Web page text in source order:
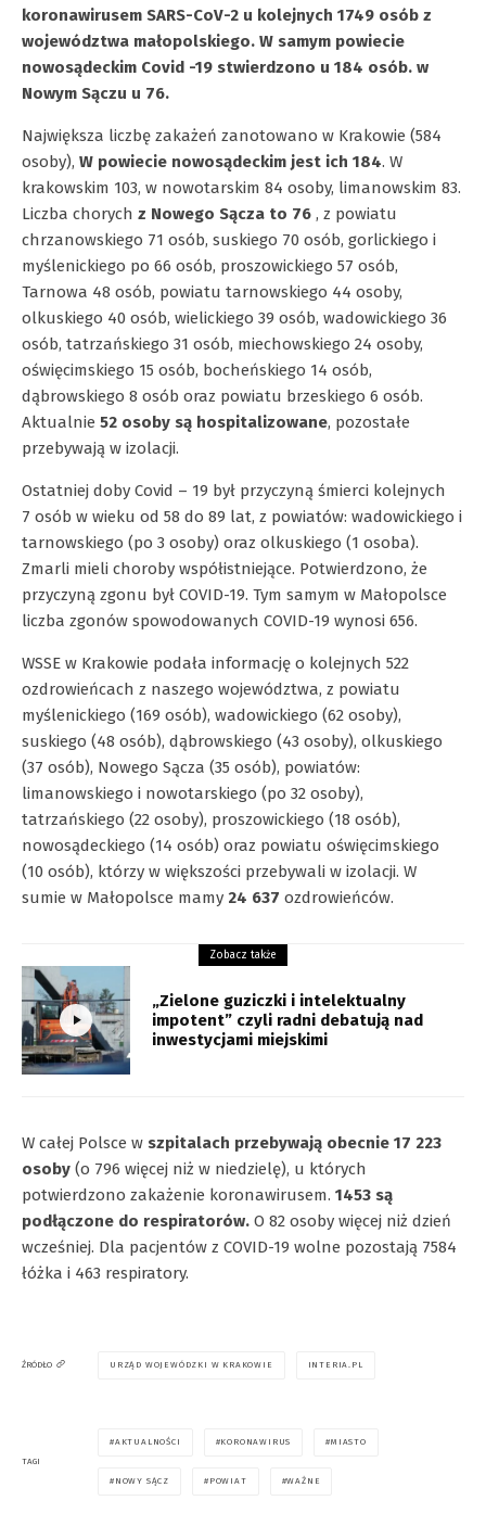
koronawirusem SARS-CoV-2 u kolejnych 1749 osób z
województwa małopolskiego. W samym powiecie
nowosądeckim Covid -19 stwierdzono u 184 osób. w
Nowym Sączu u 76.
Największa liczbę zakażeń zanotowano w Krakowie (584
osoby), W powiecie nowosądeckim jest ich 184. W
krakowskim 103, w nowotarskim 84 osoby, limanowskim 83.
Liczba chorych z Nowego Sącza to 76 , z powiatu
chrzanowskiego 71 osób, suskiego 70 osób, gorlickiego i
myślenickiego po 66 osób, proszowickiego 57 osób,
Tarnowa 48 osób, powiatu tarnowskiego 44 osoby,
olkuskiego 40 osób, wielickiego 39 osób, wadowickiego 36
osób, tatrzańskiego 31 osób, miechowskiego 24 osoby,
oświęcimskiego 15 osób, bocheńskiego 14 osób,
dąbrowskiego 8 osób oraz powiatu brzeskiego 6 osób.
Aktualnie 52 osoby są hospitalizowane, pozostałe
przebywają w izolacji.
Ostatniej doby Covid – 19 był przyczyną śmierci kolejnych
7 osób w wieku od 58 do 89 lat, z powiatów: wadowickiego i
tarnowskiego (po 3 osoby) oraz olkuskiego (1 osoba).
Zmarli mieli choroby współistniejące. Potwierdzono, że
przyczyną zgonu był COVID-19. Tym samym w Małopolsce
liczba zgonów spowodowanych COVID-19 wynosi 656.
WSSE w Krakowie podała informację o kolejnych 522
ozdrowieńcach z naszego województwa, z powiatu
myślenickiego (169 osób), wadowickiego (62 osoby),
suskiego (48 osób), dąbrowskiego (43 osoby), olkuskiego
(37 osób), Nowego Sącza (35 osób), powiatów:
limanowskiego i nowotarskiego (po 32 osoby),
tatrzańskiego (22 osoby), proszowickiego (18 osób),
nowosądeckiego (14 osób) oraz powiatu oświęcimskiego
(10 osób), którzy w większości przebywali w izolacji. W
sumie w Małopolsce mamy 24 637 ozdrowieńców.
Zobacz także
„Zielone guziczki i intelektualny
impotent” czyli radni debatują nad
inwestycjami miejskimi
W całej Polsce w szpitalach przebywają obecnie 17 223
osoby (o 796 więcej niż w niedzielę), u których
potwierdzono zakażenie koronawirusem. 1453 są
podłączone do respiratorów. O 82 osoby więcej niż dzień
wcześniej. Dla pacjentów z COVID-19 wolne pozostają 7584
łóżka i 463 respiratory.
ŹRÓDŁO URZĄD WOJEWÓDZKI W KRAKOWIE INTERIA.PL
TAGI
AKTUALNOŚCI KORONAWIRUS MIASTO
NOWY SĄCZ POWIAT WAŻNE